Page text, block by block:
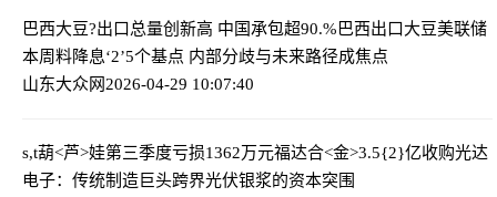
巴西大豆?出口总量创新高 中国承包超90.%巴西出口大豆美联储
本周料降息‘2’5个基点 内部分歧与未来路径成焦点
山东大众网2026-04-29 10:07:40
s,t葫<芦>娃第三季度亏损1362万元福达合<金>3.5{2}亿收购光达
电子：传统制造巨头跨界光伏银浆的资本突围